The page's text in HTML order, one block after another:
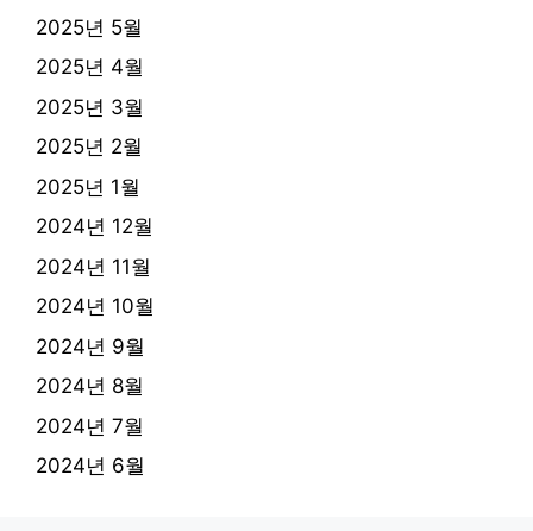
2025년 5월
2025년 4월
2025년 3월
2025년 2월
2025년 1월
2024년 12월
2024년 11월
2024년 10월
2024년 9월
2024년 8월
2024년 7월
2024년 6월